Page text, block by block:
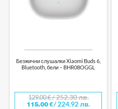
Безжични слушалки Xiaomi Buds 6,
Bluetooth, бели – BHR08OGGL
129.00€/ 252.30 лв.
115.00€/ 224.92 лв.